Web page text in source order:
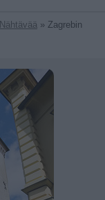
Nähtävää » Zagrebin